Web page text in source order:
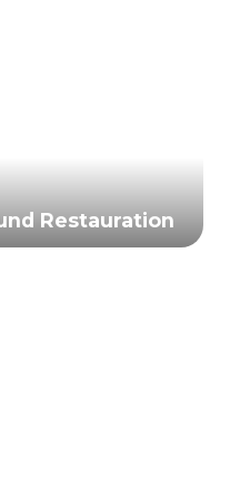
Restauration